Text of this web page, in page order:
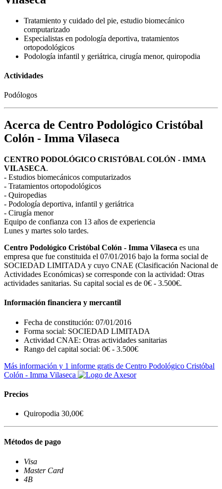
Tratamiento y cuidado del pie, estudio biomecánico
computarizado
Especialistas en podología deportiva, tratamientos
ortopodológicos
Podología infantil y geriátrica, cirugía menor, quiropodia
Actividades
Podólogos
Acerca de Centro Podológico Cristóbal
Colón - Imma Vilaseca
CENTRO PODOLÓGICO CRISTÓBAL COLÓN - IMMA
VILASECA.
- Estudios biomecánicos computarizados
- Tratamientos ortopodológicos
- Quiropedias
- Podología deportiva, infantil y geriátrica
- Cirugía menor
Equipo de confianza con 13 años de experiencia
Lunes y martes solo tardes.
Centro Podológico Cristóbal Colón - Imma Vilaseca es una
empresa que fue constituida el 07/01/2016 bajo la forma social de
SOCIEDAD LIMITADA y cuyo CNAE (Clasificación Nacional de
Actividades Económicas) se corresponde con la actividad: Otras
actividades sanitarias. Su capital social es de 0€ - 3.500€.
Información financiera y mercantil
Fecha de constitución: 07/01/2016
Forma social: SOCIEDAD LIMITADA
Actividad CNAE: Otras actividades sanitarias
Rango del capital social: 0€ - 3.500€
Más información y 1 informe gratis de Centro Podológico Cristóbal
Colón - Imma Vilaseca
Precios
Quiropodia 30,00€
Métodos de pago
Visa
Master Card
4B